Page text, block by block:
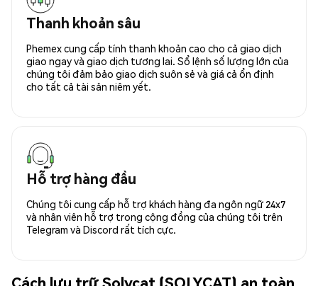
Thanh khoản sâu
Phemex cung cấp tính thanh khoản cao cho cả giao dịch
giao ngay và giao dịch tương lai. Sổ lệnh số lượng lớn của
chúng tôi đảm bảo giao dịch suôn sẻ và giá cả ổn định
cho tất cả tài sản niêm yết.
Hỗ trợ hàng đầu
Chúng tôi cung cấp hỗ trợ khách hàng đa ngôn ngữ 24x7
và nhân viên hỗ trợ trong cộng đồng của chúng tôi trên
Telegram và Discord rất tích cực.